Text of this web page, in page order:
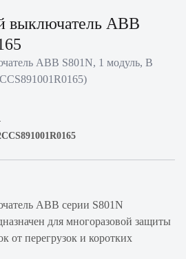
выключатель ABB
ABB S801N, 1 модуль, B
ABB серии S801N
для многоразовой защиты
от перегрузок и коротких